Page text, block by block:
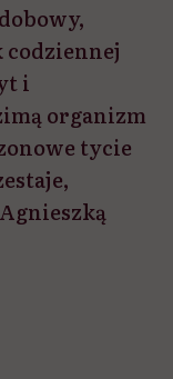
codziennej
i
organizm
tycie